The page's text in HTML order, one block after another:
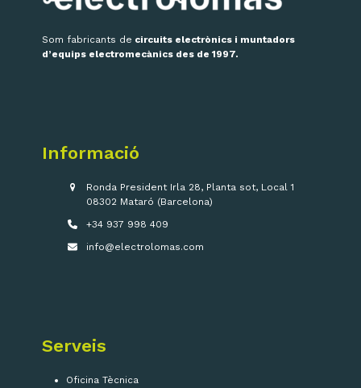
Som fabricants de circuits electrònics i muntadors
d’equips electromecànics des de 1997.
Informació
Ronda President Irla 28, Planta sot, Local 1
08302 Mataró (Barcelona)
+34 937 998 409
info@electrolomas.com
Serveis
Oficina Tècnica